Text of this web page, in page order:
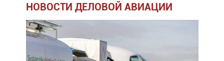
НОВОСТИ ДЕЛОВОЙ АВИАЦИИ